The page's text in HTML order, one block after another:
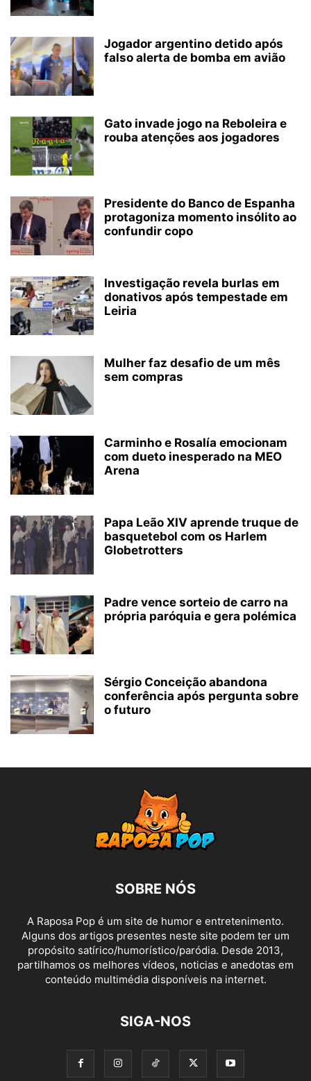
Jogador argentino detido após
falso alerta de bomba em avião
Gato invade jogo na Reboleira e
rouba atenções aos jogadores
Presidente do Banco de Espanha
protagoniza momento insólito ao
confundir copo
Investigação revela burlas em
donativos após tempestade em
Leiria
Mulher faz desafio de um mês
sem compras
Carminho e Rosalía emocionam
com dueto inesperado na MEO
Arena
Papa Leão XIV aprende truque de
basquetebol com os Harlem
Globetrotters
Padre vence sorteio de carro na
própria paróquia e gera polémica
Sérgio Conceição abandona
conferência após pergunta sobre
o futuro
SOBRE NÓS
A Raposa Pop é um site de humor e entretenimento.
Alguns dos artigos presentes neste site podem ter um
propósito satírico/humorístico/paródia. Desde 2013,
partilhamos os melhores vídeos, noticias e anedotas em
conteúdo multimédia disponíveis na internet.
SIGA-NOS